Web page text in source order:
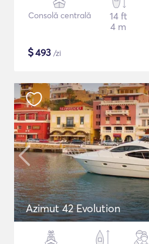
Consolă centrală
14 ft
4 m
$493 /zi
Azimut 42 Evolution